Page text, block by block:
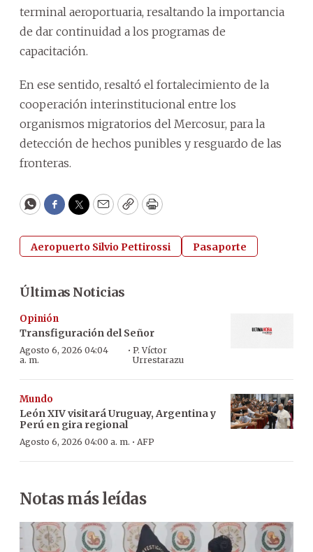
terminal aeroportuaria, resaltando la importancia
de dar continuidad a los programas de
capacitación.
En ese sentido, resaltó el fortalecimiento de la
cooperación interinstitucional entre los
organismos migratorios del Mercosur, para la
detección de hechos punibles y resguardo de las
fronteras.
WhatsApp
Facebook
Twitter
EmailCopyPrint
Aeropuerto Silvio Pettirossi Pasaporte
Últimas Noticias
Opinión
Transfiguración del Señor
Agosto 6, 2026 04:04
a. m.
· P. Víctor
Urrestarazu
Mundo
León XIV visitará Uruguay, Argentina y
Perú en gira regional
Agosto 6, 2026 04:00 a. m. · AFP
Notas más leídas